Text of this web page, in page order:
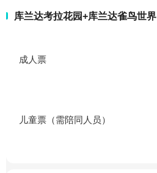
库兰达考拉花园+库兰达雀鸟世界
成人票
儿童票（需陪同人员）